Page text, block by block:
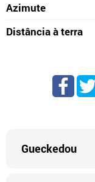
Azimute
Distância à terra
Gueckedou